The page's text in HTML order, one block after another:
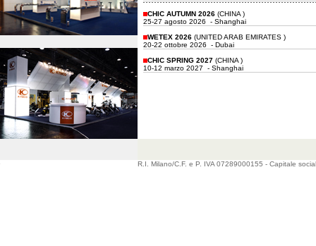
CHIC AUTUMN 2026 (CHINA )
25-27 agosto 2026 - Shanghai
WETEX 2026 (UNITED ARAB EMIRATES )
20-22 ottobre 2026 - Dubai
CHIC SPRING 2027 (CHINA )
10-12 marzo 2027 - Shanghai
R.I. Milano/C.F. e P. IVA 07289000155 - Capitale